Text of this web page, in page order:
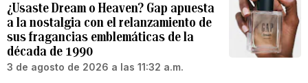
¿Usaste Dream o Heaven? Gap apuesta
a la nostalgia con el relanzamiento de
sus fragancias emblemáticas de la
década de 1990
3 de agosto de 2026 a las 11:32 a.m.